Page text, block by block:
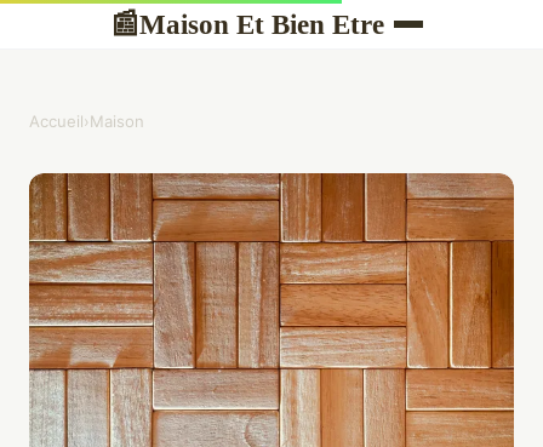
📰Maison Et Bien Etre
Accueil›Maison